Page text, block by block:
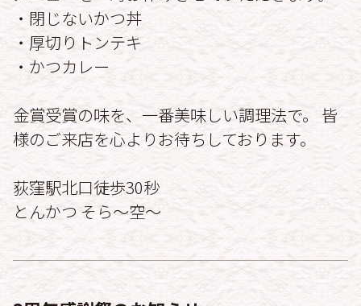
・閉じないかつ丼
・厚切りトンテキ
・かつカレー
金賞受賞の味を、一番美味しい調理法で。 皆
様のご来店を心よりお待ちしております。
荻窪駅北口徒歩30秒
とんかつ そら〜空〜